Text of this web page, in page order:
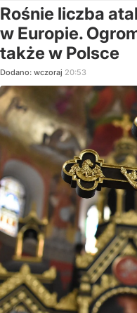
Rośnie liczba
w Europie.
także w Polsce
Dodano: wczoraj 20:53